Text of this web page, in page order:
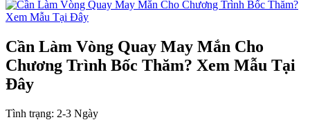
Cần Làm Vòng Quay May Mắn Cho
Chương Trình Bốc Thăm? Xem Mẫu Tại
Đây
Tình trạng: 2-3 Ngày